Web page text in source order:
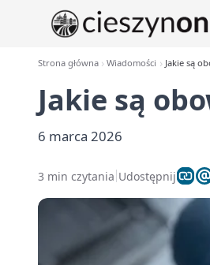
Strona główna Wiadomości Jakie są
Jakie są
6 marca 2026
3 min czytania Udostępnij